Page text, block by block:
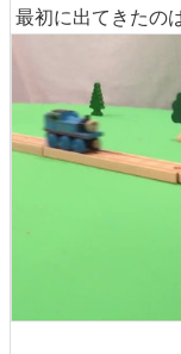
最初に出てきたの